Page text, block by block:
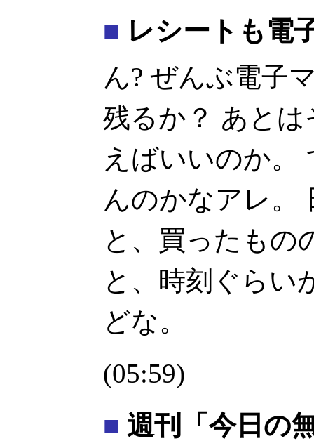
■ レシートも電
ん? ぜんぶ電子
残るか？ あと
えばいいのか。
んのかなアレ。
と、買ったもの
と、時刻ぐらい
どな。
(05:59)
■ 週刊「今日の